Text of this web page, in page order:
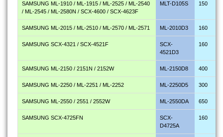
SAMSUNG ML-1910 / ML-1915 / ML-2525 / ML-2540
/ ML-2545 / ML-2580N / SCX-4600 / SCX-4623F
MLT-D105S 150
SAMSUNG ML-2015 / ML-2510 / ML-2570 / ML-2571 ML-2010D3 160
SAMSUNG SCX-4321 / SCX-4521F
SCX-
4521D3
160
SAMSUNG ML-2150 / 2151N / 2152W ML-2150D8 400
SAMSUNG ML-2250 / ML-2251 / ML-2252 ML-2250D5 300
SAMSUNG ML-2550 / 2551 / 2552W ML-2550DA 650
SAMSUNG SCX-4725FN
SCX-
D4725A
160